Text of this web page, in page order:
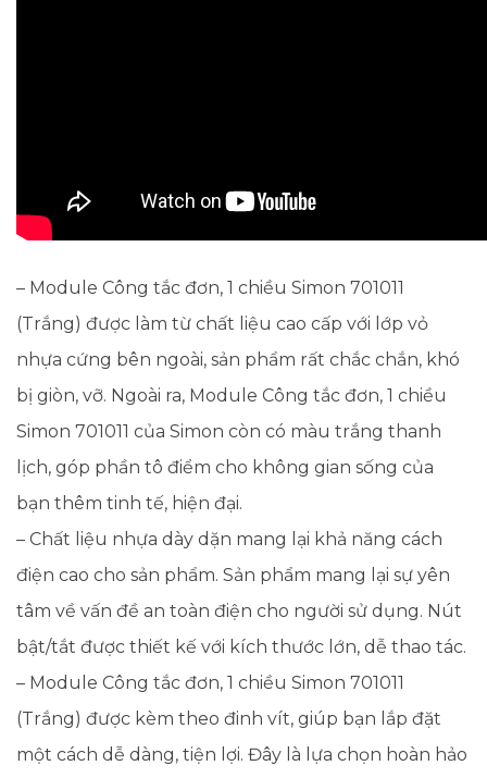
– Module Công tắc đơn, 1 chiều Simon 701011
(Trắng) được làm từ chất liệu cao cấp với lớp vỏ
nhựa cứng bên ngoài, sản phẩm rất chắc chắn, khó
bị giòn, vỡ. Ngoài ra, Module Công tắc đơn, 1 chiều
Simon 701011 của Simon còn có màu trắng thanh
lịch, góp phần tô điểm cho không gian sống của
bạn thêm tinh tế, hiện đại.
– Chất liệu nhựa dày dặn mang lại khả năng cách
điện cao cho sản phẩm. Sản phẩm mang lại sự yên
tâm về vấn đề an toàn điện cho người sử dụng. Nút
bật/tắt được thiết kế với kích thước lớn, dễ thao tác.
– Module Công tắc đơn, 1 chiều Simon 701011
(Trắng) được kèm theo đinh vít, giúp bạn lắp đặt
một cách dễ dàng, tiện lợi. Đây là lựa chọn hoàn hảo